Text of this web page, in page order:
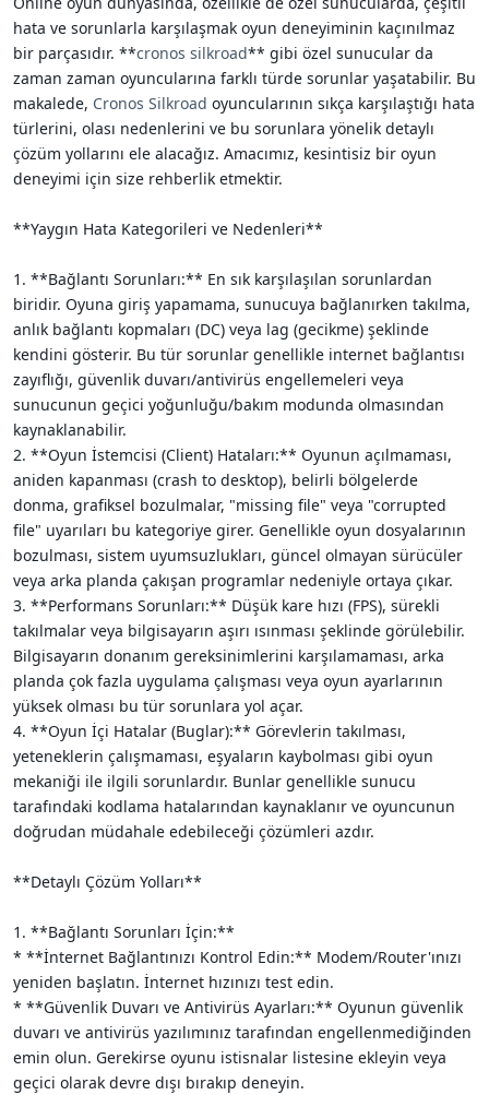
i
hata ve sorunlarla karşılaşmak oyun deneyiminin kaçınılmaz
bir parçasıdır. **cronos silkroad** gibi özel sunucular da
zaman zaman oyuncularına farklı türde sorunlar yaşatabilir. Bu
makalede, Cronos Silkroad oyuncularının sıkça karşılaştığı hata
türlerini, olası nedenlerini ve bu sorunlara yönelik detaylı
çözüm yollarını ele alacağız. Amacımız, kesintisiz bir oyun
deneyimi için size rehberlik etmektir.
**Yaygın Hata Kategorileri ve Nedenleri**
1. **Bağlantı Sorunları:** En sık karşılaşılan sorunlardan
biridir. Oyuna giriş yapamama, sunucuya bağlanırken takılma,
anlık bağlantı kopmaları (DC) veya lag (gecikme) şeklinde
kendini gösterir. Bu tür sorunlar genellikle internet bağlantısı
zayıflığı, güvenlik duvarı/antivirüs engellemeleri veya
sunucunun geçici yoğunluğu/bakım modunda olmasından
kaynaklanabilir.
2. **Oyun İstemcisi (Client) Hataları:** Oyunun açılmaması,
aniden kapanması (crash to desktop), belirli bölgelerde
donma, grafiksel bozulmalar, "missing file" veya "corrupted
file" uyarıları bu kategoriye girer. Genellikle oyun dosyalarının
bozulması, sistem uyumsuzlukları, güncel olmayan sürücüler
veya arka planda çakışan programlar nedeniyle ortaya çıkar.
3. **Performans Sorunları:** Düşük kare hızı (FPS), sürekli
takılmalar veya bilgisayarın aşırı ısınması şeklinde görülebilir.
Bilgisayarın donanım gereksinimlerini karşılamaması, arka
planda çok fazla uygulama çalışması veya oyun ayarlarının
yüksek olması bu tür sorunlara yol açar.
4. **Oyun İçi Hatalar (Buglar):** Görevlerin takılması,
yeteneklerin çalışmaması, eşyaların kaybolması gibi oyun
mekaniği ile ilgili sorunlardır. Bunlar genellikle sunucu
tarafındaki kodlama hatalarından kaynaklanır ve oyuncunun
doğrudan müdahale edebileceği çözümleri azdır.
**Detaylı Çözüm Yolları**
1. **Bağlantı Sorunları İçin:**
* **İnternet Bağlantınızı Kontrol Edin:** Modem/Router'ınızı
yeniden başlatın. İnternet hızınızı test edin.
* **Güvenlik Duvarı ve Antivirüs Ayarları:** Oyunun güvenlik
duvarı ve antivirüs yazılımınız tarafından engellenmediğinden
emin olun. Gerekirse oyunu istisnalar listesine ekleyin veya
geçici olarak devre dışı bırakıp deneyin.